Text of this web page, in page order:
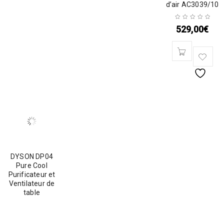
d’air AC3039/10
529,00€
DYSON DP04
Pure Cool
Purificateur et
Ventilateur de
table